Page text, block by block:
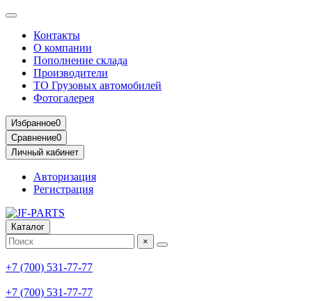
Контакты
О компании
Пополнение склада
Производители
ТО Грузовых автомобилей
Фотогалерея
Избранное0
Сравнение0
Личный кабинет
Авторизация
Регистрация
Каталог
×
+7 (700) 531-77-77
+7 (700) 531-77-77